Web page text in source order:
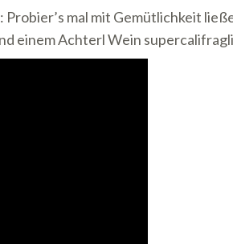
mal mit Gemütlichkeit
einem Achterl Wein